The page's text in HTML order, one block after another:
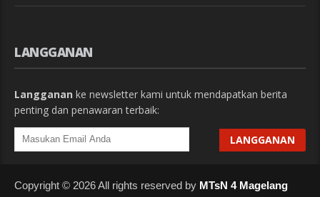
LANGGANAN
Langganan ke newsletter kami untuk mendapatkan berita
penting dan penawaran terbaik:
Copyright © 2026 All rights reserved by MTsN 4 Magelang